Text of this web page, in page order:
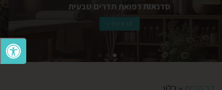
סדנאות רפואת תדרים טבעית
קרא עוד »